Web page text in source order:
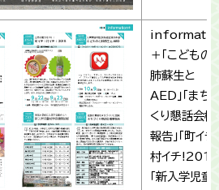
＋「こどもの
肺蘇生と
AED」「まち
くり懇話会概
報告」「町イチ!
村イチ!2015
「新入学児童